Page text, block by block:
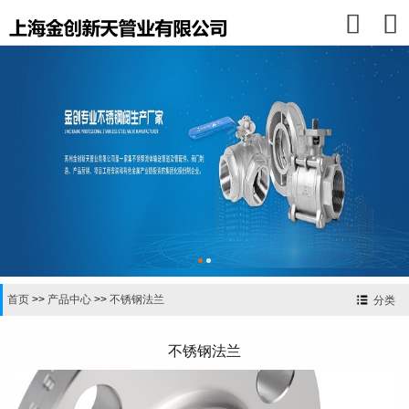


分类
首页 >> 产品中心 >> 不锈钢法兰
不锈钢法兰